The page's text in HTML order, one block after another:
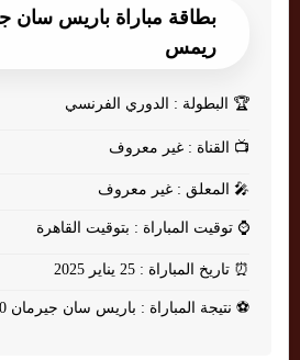
ريمس
🏆 البطولة : الدوري الفرنسي
📺 القناة : غير معروف
🎤 المعلق : غير معروف
⌚ توقيت المباراة : بتوقيت القاهرة
⏰ تاريخ المباراة : 25 يناير 2025
⚽ نتيجة المباراة : باريس سان جيرمان 0 - 0 ريمس